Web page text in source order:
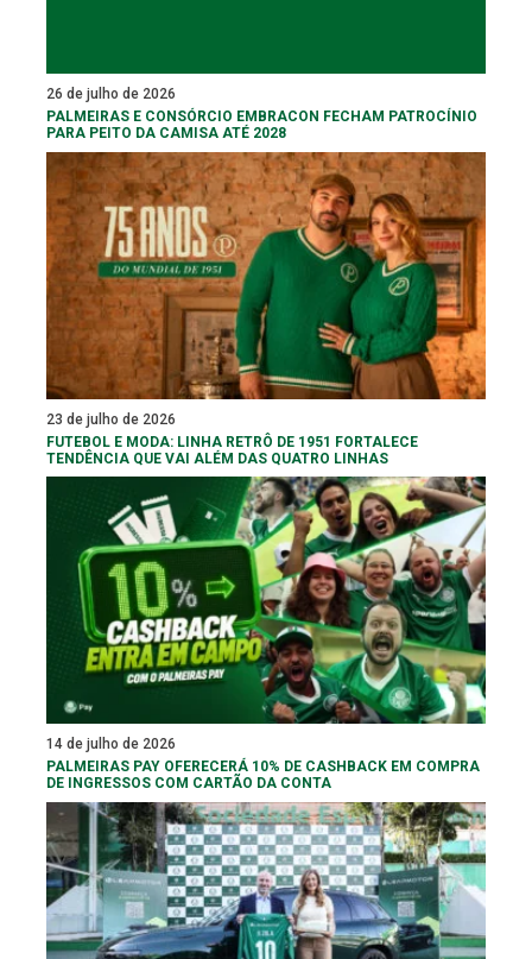
26 de julho de 2026
PALMEIRAS E CONSÓRCIO EMBRACON FECHAM PATROCÍNIO
PARA PEITO DA CAMISA ATÉ 2028
23 de julho de 2026
FUTEBOL E MODA: LINHA RETRÔ DE 1951 FORTALECE
TENDÊNCIA QUE VAI ALÉM DAS QUATRO LINHAS
14 de julho de 2026
PALMEIRAS PAY OFERECERÁ 10% DE CASHBACK EM COMPRA
DE INGRESSOS COM CARTÃO DA CONTA